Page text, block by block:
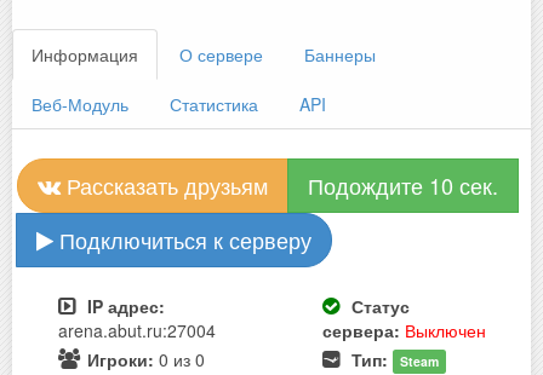
Информация О сервере Баннеры
Веб-Модуль Статистика API
Рассказать друзьям
Подождите 10 сек.
Подключиться к серверу
IP адрес:
arena.abut.ru:27004
Статус
сервера: Выключен
Игроки: 0 из 0 Тип: Steam